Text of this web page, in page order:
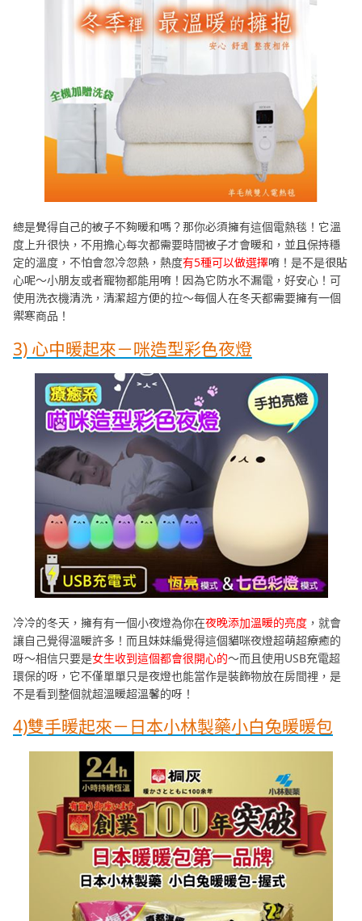
總是覺得自己的被子不夠暖和嗎？那你必須擁有這個電熱毯！它溫
度上升很快，不用擔心每次都需要時間被子才會暖和，並且保持穩
定的溫度，不怕會忽冷忽熱，熱度有5種可以做選擇唷！是不是很貼
心呢～小朋友或者寵物都能用唷！因為它防水不漏電，好安心！可
使用洗衣機清洗，清潔超方便的拉～每個人在冬天都需要擁有一個
禦寒商品！
3) 心中暖起來－咪造型彩色夜燈
冷冷的冬天，擁有有一個小夜燈為你在夜晚添加溫暖的亮度 ，就會
讓自己覺得溫暖許多！而且妹妹編覺得這個貓咪夜燈超萌超療癒的
呀～相信只要是女生收到這個都會很開心的～而且使用USB充電超
環保的呀，它不僅單單只是夜燈也能當作是裝飾物放在房間裡，是
不是看到整個就超溫暖超溫馨的呀！
4)雙手暖起來－日本小林製藥小白兔暖暖包